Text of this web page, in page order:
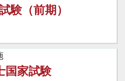
（前期）
国家試験